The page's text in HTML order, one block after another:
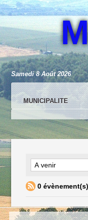
Samedi 8 Août 2026
MUNICIPALITE
0 évènement(s)